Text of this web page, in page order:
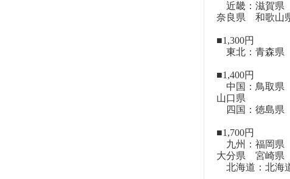
近畿：滋賀
奈良県 和歌山
■1,300円
東北：青森
■1,400円
中国：鳥取
山口県
四国：徳島
■1,700円
九州：福岡
大分県 宮崎県
北海道：北海